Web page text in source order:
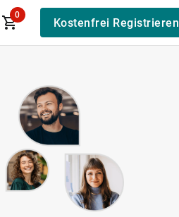
0
Kostenfrei Registrieren